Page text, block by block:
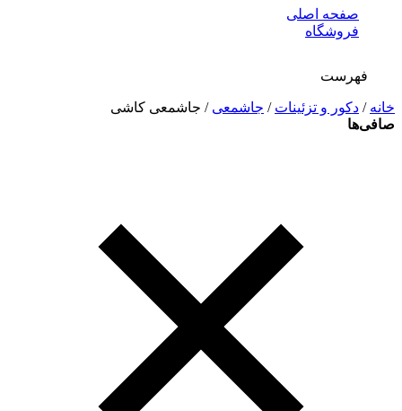
صفحه اصلی
فروشگاه
فهرست
خانه / دکور و تزئینات / جاشمعی / جاشمعی کاشی
صافی‌ها